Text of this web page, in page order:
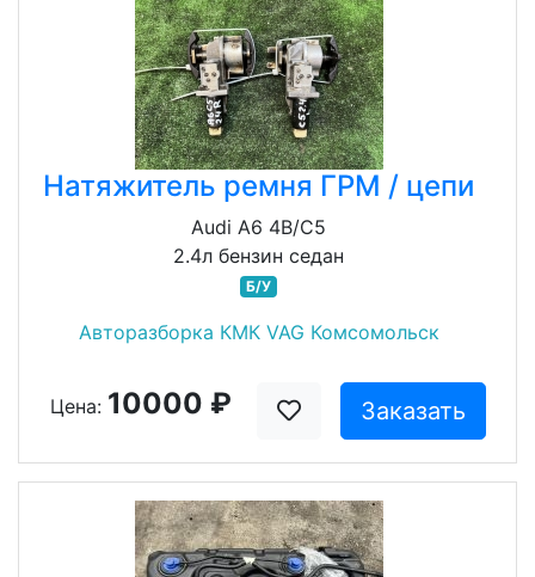
Натяжитель ремня ГРМ / цепи
Audi A6 4B/C5
2.4л бензин седан
Б/У
Авторазборка КМК VAG Комсомольск
Цена: 10000 ₽ Заказать